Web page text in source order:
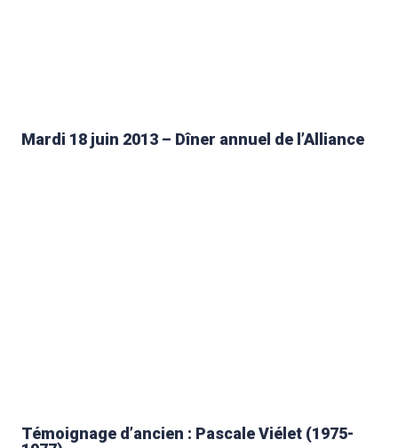
Mardi 18 juin 2013 – Dîner annuel de l’Alliance
Témoignage d’ancien : Pascale Viélet (1975-